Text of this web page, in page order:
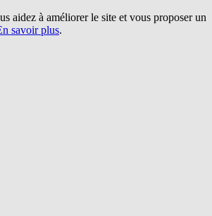
aidez à améliorer le site et vous proposer un
savoir plus.